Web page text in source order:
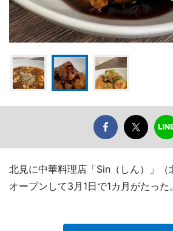
北見に中華料理店「Sin（しん）」
オープンして3月1日で1カ月がたった。